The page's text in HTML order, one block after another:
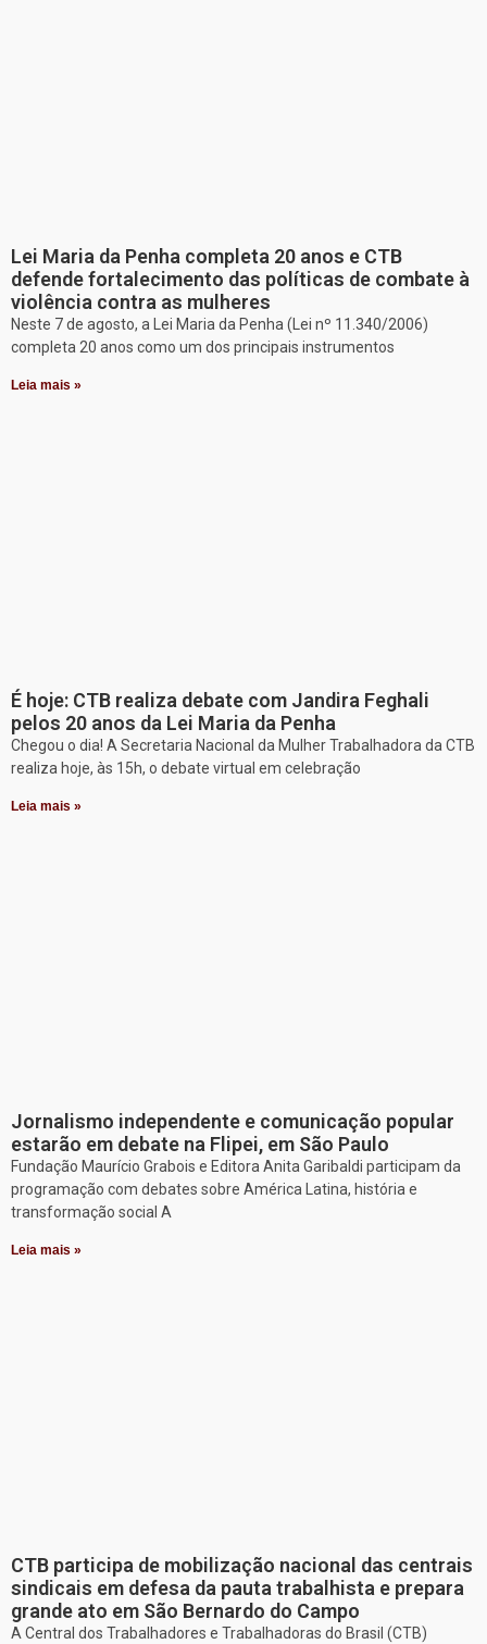
Lei Maria da Penha completa 20 anos e CTB
defende fortalecimento das políticas de combate à
violência contra as mulheres
Neste 7 de agosto, a Lei Maria da Penha (Lei nº 11.340/2006)
completa 20 anos como um dos principais instrumentos
Leia mais »
É hoje: CTB realiza debate com Jandira Feghali
pelos 20 anos da Lei Maria da Penha
Chegou o dia! A Secretaria Nacional da Mulher Trabalhadora da CTB
realiza hoje, às 15h, o debate virtual em celebração
Leia mais »
Jornalismo independente e comunicação popular
estarão em debate na Flipei, em São Paulo
Fundação Maurício Grabois e Editora Anita Garibaldi participam da
programação com debates sobre América Latina, história e
transformação social A
Leia mais »
CTB participa de mobilização nacional das centrais
sindicais em defesa da pauta trabalhista e prepara
grande ato em São Bernardo do Campo
A Central dos Trabalhadores e Trabalhadoras do Brasil (CTB)